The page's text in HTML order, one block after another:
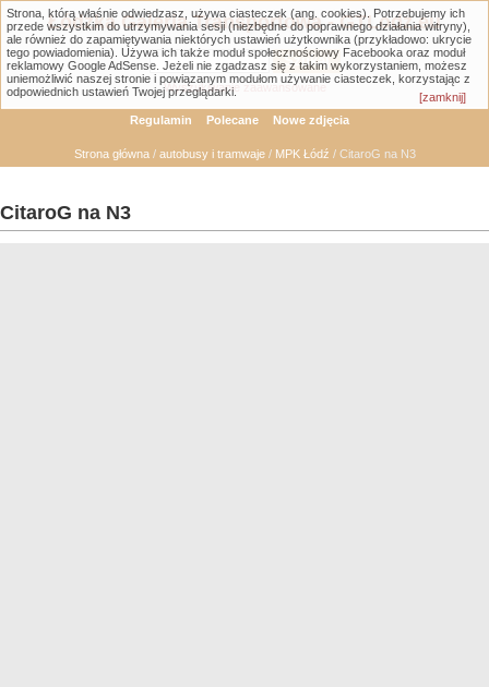
Łódzka Galeria Transportowa - GTLodz.eu
Wyszukiwanie zaawansowane
Regulamin Polecane Nowe zdjęcia
Strona główna/ autobusy i tramwaje/ MPK Łódź / CitaroG na N3
CitaroG na N3
Strona, którą właśnie odwiedzasz, używa ciasteczek (ang. cookies). Potrzebujemy ich
przede wszystkim do utrzymywania sesji (niezbędne do poprawnego działania witryny),
ale również do zapamiętywania niektórych ustawień użytkownika (przykładowo: ukrycie
tego powiadomienia). Używa ich także moduł społecznościowy Facebooka oraz moduł
reklamowy Google AdSense. Jeżeli nie zgadzasz się z takim wykorzystaniem, możesz
uniemożliwić naszej stronie i powiązanym modułom używanie ciasteczek, korzystając z
odpowiednich ustawień Twojej przeglądarki.
[zamknij]